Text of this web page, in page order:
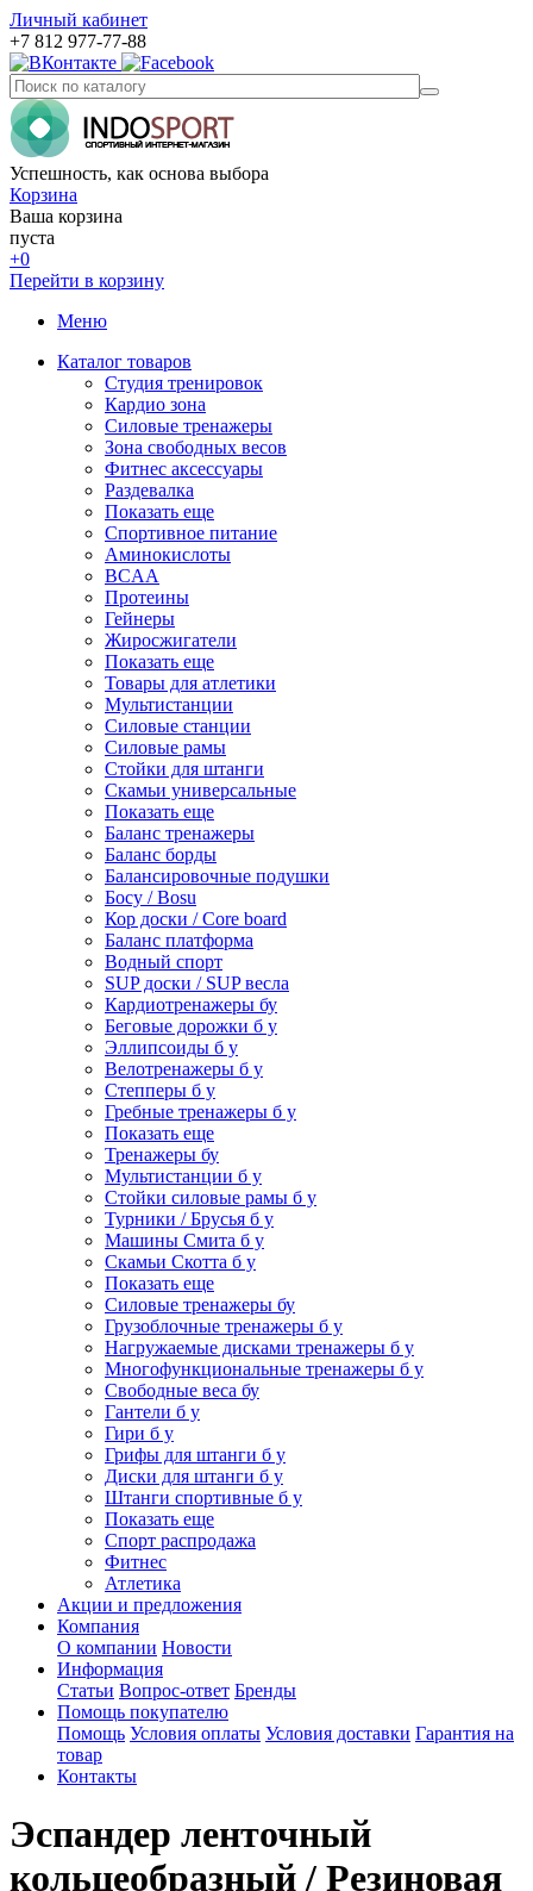
Личный кабинет
+7 812 977-77-88
Успешность, как основа выбора
Корзина
Ваша корзина
пуста
+0
Перейти в корзину
Меню
Каталог товаров
Студия тренировок
Кардио зона
Силовые тренажеры
Зона свободных весов
Фитнес аксессуары
Раздевалка
Показать еще
Спортивное питание
Аминокислоты
BCAA
Протеины
Гейнеры
Жиросжигатели
Показать еще
Товары для атлетики
Мультистанции
Силовые станции
Силовые рамы
Стойки для штанги
Скамьи универсальные
Показать еще
Баланс тренажеры
Баланс борды
Балансировочные подушки
Босу / Bosu
Кор доски / Core board
Баланс платформа
Водный спорт
SUP доски / SUP весла
Кардиотренажеры бу
Беговые дорожки б у
Эллипсоиды б у
Велотренажеры б у
Степперы б у
Гребные тренажеры б у
Показать еще
Тренажеры бу
Мультистанции б у
Стойки силовые рамы б у
Турники / Брусья б у
Машины Смита б у
Скамьи Скотта б у
Показать еще
Силовые тренажеры бу
Грузоблочные тренажеры б у
Нагружаемые дисками тренажеры б у
Многофункциональные тренажеры б у
Свободные веса бу
Гантели б у
Гири б у
Грифы для штанги б у
Диски для штанги б у
Штанги спортивные б у
Показать еще
Спорт распродажа
Фитнес
Атлетика
Акции и предложения
Компания
О компании Новости
Информация
Статьи Вопрос-ответ Бренды
Помощь покупателю
Помощь Условия оплаты Условия доставки Гарантия на
товар
Контакты
Эспандер ленточный
кольцеобразный / Резиновая